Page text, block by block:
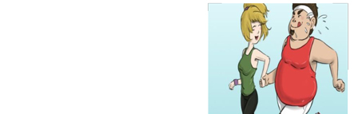
in der